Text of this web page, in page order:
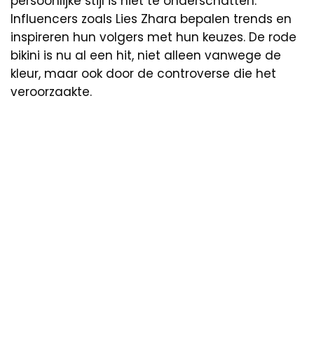
Influencers zoals Lies Zhara bepalen trends en
inspireren hun volgers met hun keuzes. De rode
bikini is nu al een hit, niet alleen vanwege de
kleur, maar ook door de controverse die het
veroorzaakte.